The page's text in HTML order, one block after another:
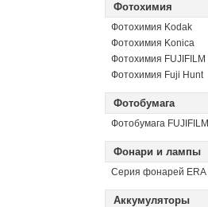
Фотохимия
Фотохимия Kodak
Фотохимия Konica
Фотохимия FUJIFILM
Фотохимия Fuji Hunt
Фотобумага
Фотобумага FUJIFILM
Фонари и лампы
Серия фонарей ERA
Аккумуляторы